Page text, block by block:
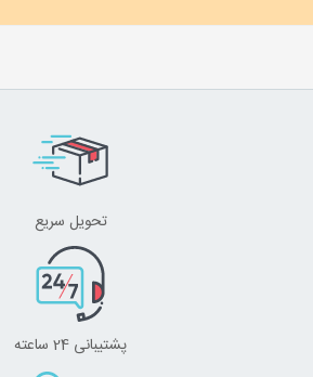
تحویل سریع
پشتیبانی 24 ساعته